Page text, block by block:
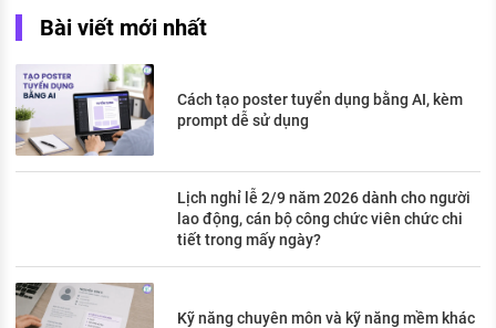
Bài viết mới nhất
Cách tạo poster tuyển dụng bằng AI, kèm
prompt dễ sử dụng
Lịch nghỉ lễ 2/9 năm 2026 dành cho người
lao động, cán bộ công chức viên chức chi
tiết trong mấy ngày?
Kỹ năng chuyên môn và kỹ năng mềm khác